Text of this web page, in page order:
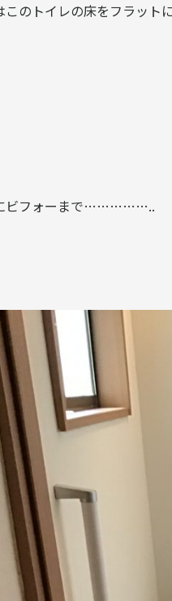
このトイレの床をフラッ
ビフォーまで……………..